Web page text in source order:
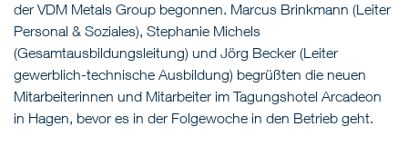
der VDM Metals Group begonnen. Marcus Brinkmann (Leiter
Personal & Soziales), Stephanie Michels
(Gesamtausbildungsleitung) und Jörg Becker (Leiter
gewerblich-technische Ausbildung) begrüßten die neuen
Mitarbeiterinnen und Mitarbeiter im Tagungshotel Arcadeon
in Hagen, bevor es in der Folgewoche in den Betrieb geht.